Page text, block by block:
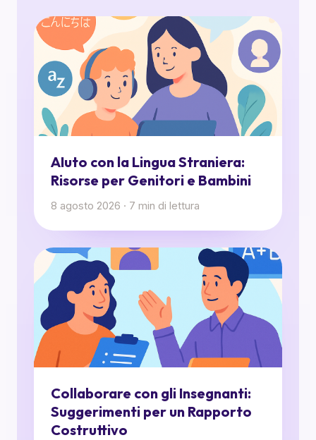
AIuto con la Lingua Straniera:
Risorse per Genitori e Bambini
8 agosto 2026 · 7 min di lettura
Collaborare con gli Insegnanti:
Suggerimenti per un Rapporto
Costruttivo